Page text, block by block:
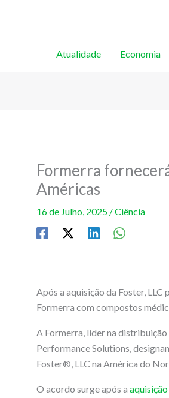
Atualidade Economia
Formerra
Américas
16 de Julho, 2025 /Ciência
Após a aquisição da Foster,
Formerra com compostos
A Formerra, líder na
Performance Solutions,
Foster®, LLC na América do
O acordo surge após a aquisição